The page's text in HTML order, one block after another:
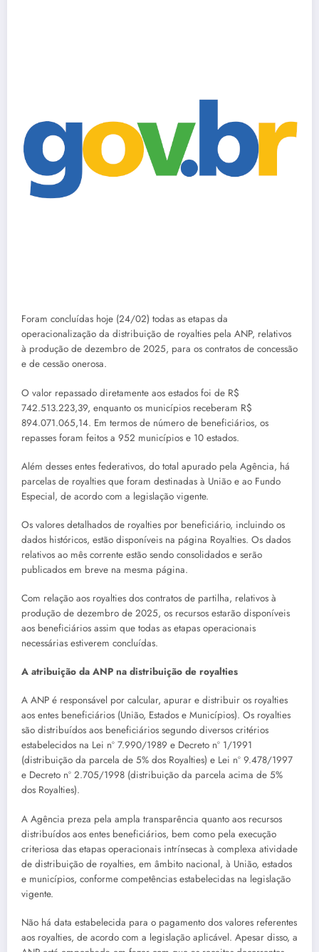
Foram concluídas hoje (24/02) todas as etapas da
operacionalização da distribuição de royalties pela ANP, relativos
à produção de dezembro de 2025, para os contratos de concessão
e de cessão onerosa.
O valor repassado diretamente aos estados foi de R$
742.513.223,39, enquanto os municípios receberam R$
894.071.065,14. Em termos de número de beneficiários, os
repasses foram feitos a 952 municípios e 10 estados.
Além desses entes federativos, do total apurado pela Agência, há
parcelas de royalties que foram destinadas à União e ao Fundo
Especial, de acordo com a legislação vigente.
Os valores detalhados de royalties por beneficiário, incluindo os
dados históricos, estão disponíveis na página Royalties. Os dados
relativos ao mês corrente estão sendo consolidados e serão
publicados em breve na mesma página.
Com relação aos royalties dos contratos de partilha, relativos à
produção de dezembro de 2025, os recursos estarão disponíveis
aos beneficiários assim que todas as etapas operacionais
necessárias estiverem concluídas.
A atribuição da ANP na distribuição de royalties
A ANP é responsável por calcular, apurar e distribuir os royalties
aos entes beneficiários (União, Estados e Municípios). Os royalties
são distribuídos aos beneficiários segundo diversos critérios
estabelecidos na Lei nº 7.990/1989 e Decreto nº 1/1991
(distribuição da parcela de 5% dos Royalties) e Lei nº 9.478/1997
e Decreto nº 2.705/1998 (distribuição da parcela acima de 5%
dos Royalties).
A Agência preza pela ampla transparência quanto aos recursos
distribuídos aos entes beneficiários, bem como pela execução
criteriosa das etapas operacionais intrínsecas à complexa atividade
de distribuição de royalties, em âmbito nacional, à União, estados
e municípios, conforme competências estabelecidas na legislação
vigente.
Não há data estabelecida para o pagamento dos valores referentes
aos royalties, de acordo com a legislação aplicável. Apesar disso, a